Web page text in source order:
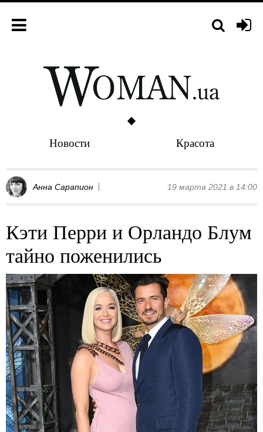
Новости Красота
Анна Сарапион 19 марта 2021 в 14:00
Кэти Перри и Орландо Блум
тайно поженились